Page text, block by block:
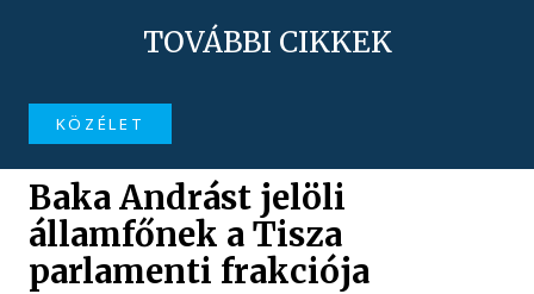
TOVÁBBI CIKKEK
KÖZÉLET
Baka Andrást jelöli
államfőnek a Tisza
parlamenti frakciója